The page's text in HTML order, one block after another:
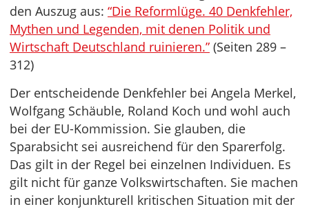
den Auszug aus: “Die Reformlüge. 40 Denkfehler,
Mythen und Legenden, mit denen Politik und
Wirtschaft Deutschland ruinieren.” (Seiten 289 –
312)
Der entscheidende Denkfehler bei Angela Merkel,
Wolfgang Schäuble, Roland Koch und wohl auch
bei der EU-Kommission. Sie glauben, die
Sparabsicht sei ausreichend für den Sparerfolg.
Das gilt in der Regel bei einzelnen Individuen. Es
gilt nicht für ganze Volkswirtschaften. Sie machen
in einer konjunkturell kritischen Situation mit der